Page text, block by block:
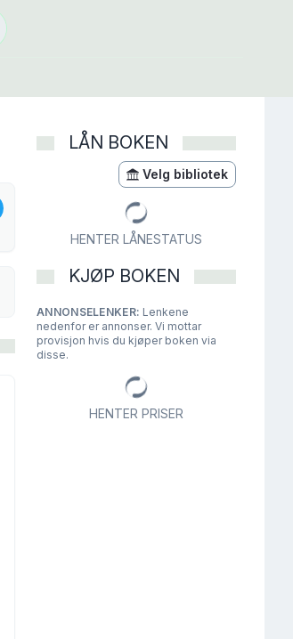
LÅN BOKEN
Velg bibliotek
HENTER LÅNESTATUS
KJØP BOKEN
ANNONSELENKER: Lenkene
nedenfor er annonser. Vi mottar
provisjon hvis du kjøper boken via
disse.
HENTER PRISER